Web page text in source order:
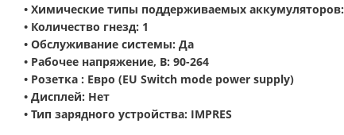
• Химические типы поддерживаемых аккумуляторов:
• Количество гнезд: 1
• Обслуживание системы: Да
• Рабочее напряжение, В: 90-264
• Розетка : Евро (EU Switch mode power supply)
• Дисплей: Нет
• Тип зарядного устройства: IMPRES